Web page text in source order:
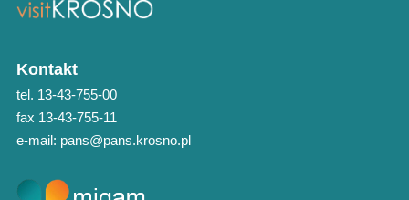
Kontakt
tel. 13-43-755-00
fax 13-43-755-11
e-mail: pans@pans.krosno.pl